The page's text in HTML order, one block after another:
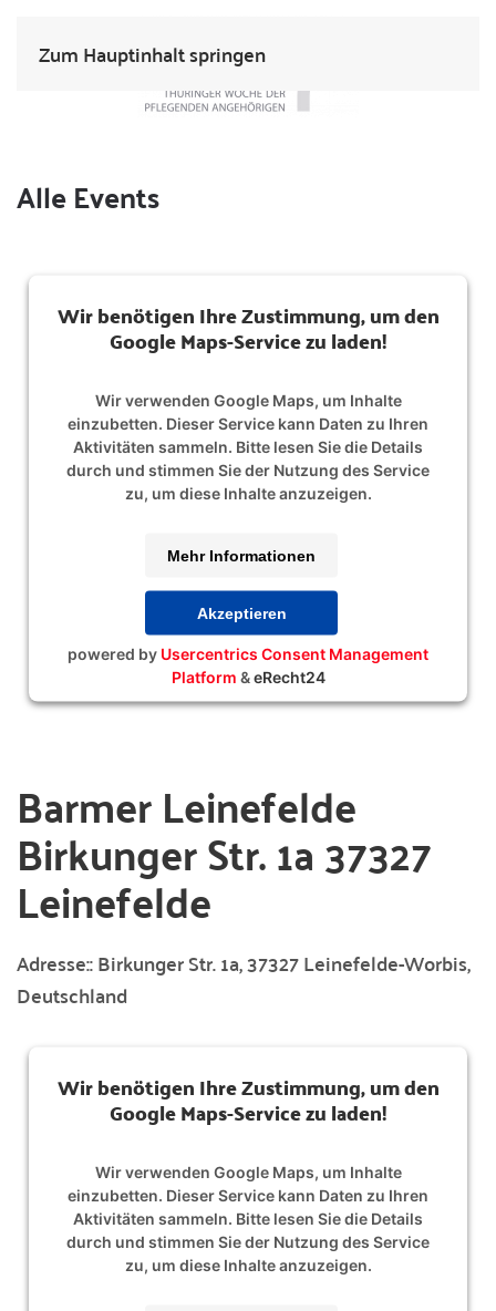
Zum Hauptinhalt springen
Alle Events
Wir benötigen Ihre Zustimmung, um den
Google Maps-Service zu laden!
Wir verwenden Google Maps, um Inhalte
einzubetten. Dieser Service kann Daten zu Ihren
Aktivitäten sammeln. Bitte lesen Sie die Details
durch und stimmen Sie der Nutzung des Service
zu, um diese Inhalte anzuzeigen.
Mehr Informationen
Akzeptieren
powered by Usercentrics Consent Management
Platform &eRecht24
Barmer Leinefelde
Birkunger Str. 1a 37327
Leinefelde
Adresse::Birkunger Str. 1a, 37327 Leinefelde-Worbis,
Deutschland
Wir benötigen Ihre Zustimmung, um den
Google Maps-Service zu laden!
Wir verwenden Google Maps, um Inhalte
einzubetten. Dieser Service kann Daten zu Ihren
Aktivitäten sammeln. Bitte lesen Sie die Details
durch und stimmen Sie der Nutzung des Service
zu, um diese Inhalte anzuzeigen.